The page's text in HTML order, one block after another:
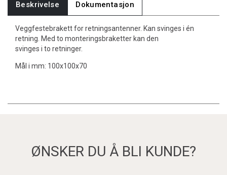
Beskrivelse Dokumentasjon
Veggfestebrakett for retningsantenner. Kan svinges i én
retning. Med to monteringsbraketter kan den
svinges i to retninger.
Mål i mm: 100x100x70
ØNSKER DU Å BLI KUNDE?